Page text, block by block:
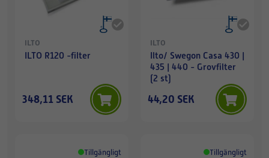
ILTO
ILTO R120 -filter
348,11 SEK
ILTO
Ilto/ Swegon Casa 430 |
435 | 440 - Grovfilter
(2 st)
44,20 SEK
Tillgängligt Tillgängligt